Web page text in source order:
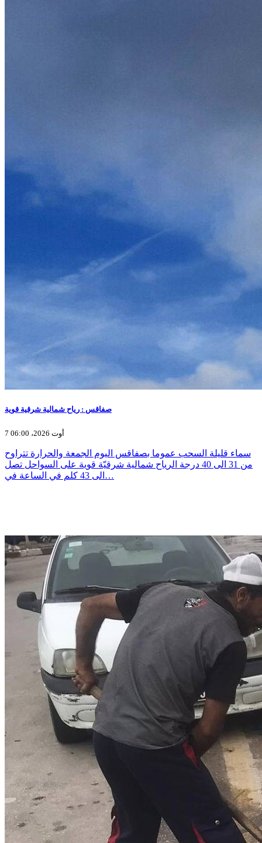
صفاقس : رياح شمالية شرقية قوية
7 أوت 2026، 06:00
سماء قليلة السحب عموما بصفاقس اليوم الجمعة والحرارة تتراوح
من 31 الى 40 درجة الرياح شمالية شرقيّة قوية على السواحل تصل
الى 43 كلم في الساعة في…